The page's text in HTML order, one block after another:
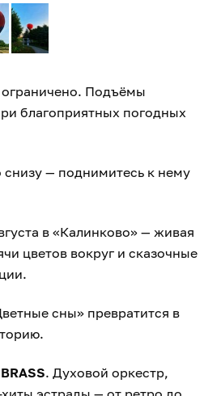
ограничено. Подъёмы
благоприятных погодных
— поднимитесь к нему
в «Калинково» — живая
цветов вокруг и сказочные
сны» превратится в
. Духовой оркестр,